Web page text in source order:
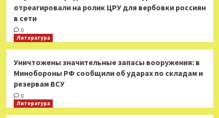
отреагировали на ролик ЦРУ для вербовки россиян
в сети
0
Литература
Уничтожены значительные запасы вооружения: в
Минобороны РФ сообщили об ударах по складам и
резервам ВСУ
0
Литература